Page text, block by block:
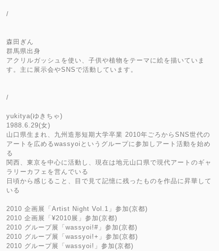
/
森田ぎん
群馬県出身
アクリルガッシュを使い、子供や植物をテーマに絵を描いていま
す。主に展示会やSNSで活動しています。
/
yukitya(ゆきちゃ)
1988.6.29(女)
山口県生まれ、九州造形短期大学卒業 2010年ごろからSNS世代の
アートを広めるwassyoiというグループに参加しアート活動を始め
る
関西、東京を中心に活動し、現在は地元山口県で現代アートのギャ
ラリーカフェを営んでいる
日頃から感じること、目で見て記憶に残ったものを作品に昇華して
いる
2010 企画展「Artist Night Vol.1」参加(京都)
2010 企画展「¥2010展」参加(京都)
2010 グループ展「wassyoi!#」参加(京都)
2010 グループ展「wassyoi!+」参加(京都)
2010 グループ展「wassyoi!」参加(京都)